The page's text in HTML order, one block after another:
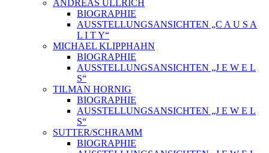
ANDREAS ULLRICH
BIOGRAPHIE
AUSSTELLUNGSANSICHTEN „C A U S A
L I T Y“
MICHAEL KLIPPHAHN
BIOGRAPHIE
AUSSTELLUNGSANSICHTEN „J E W E L
S“
TILMAN HORNIG
BIOGRAPHIE
AUSSTELLUNGSANSICHTEN „J E W E L
S“
SUTTER/SCHRAMM
BIOGRAPHIE